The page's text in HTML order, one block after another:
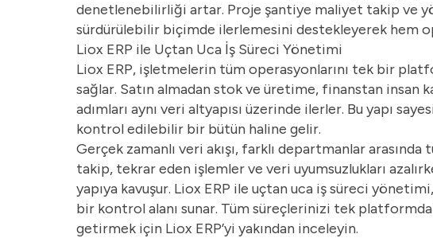
denetlenebilirliği artar. Proje şantiye maliyet takip ve
sürdürülebilir biçimde ilerlemesini destekleyerek hem
Liox ERP ile Uçtan Uca İş Süreci Yönetimi
Liox ERP, işletmelerin tüm operasyonlarını tek bir
sağlar. Satın almadan stok ve üretime, finanstan insan
adımları aynı veri altyapısı üzerinde ilerler. Bu yapı
kontrol edilebilir bir bütün haline gelir.
Gerçek zamanlı veri akışı, farklı departmanlar arasında
takip, tekrar eden işlemler ve veri uyumsuzlukları
yapıya kavuşur. Liox ERP ile uçtan uca iş süreci
bir kontrol alanı sunar. Tüm süreçlerinizi tek
getirmek için Liox ERP’yi yakından inceleyin.